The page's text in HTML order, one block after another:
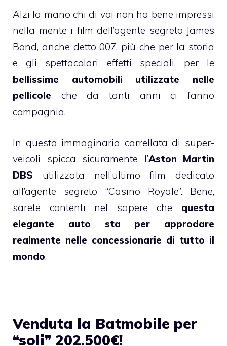
Alzi la mano chi di voi non ha bene impressi
nella mente i film dell’agente segreto James
Bond, anche detto 007, più che per la storia
e gli spettacolari effetti speciali, per le
bellissime automobili utilizzate nelle
pellicole che da tanti anni ci fanno
compagnia.
In questa immaginaria carrellata di super-
veicoli spicca sicuramente l’Aston Martin
DBS utilizzata nell’ultimo film dedicato
all’agente segreto “Casino Royale”. Bene,
sarete contenti nel sapere che questa
elegante auto sta per approdare
realmente nelle concessionarie di tutto il
mondo.
Venduta la Batmobile per
“soli” 202.500€!